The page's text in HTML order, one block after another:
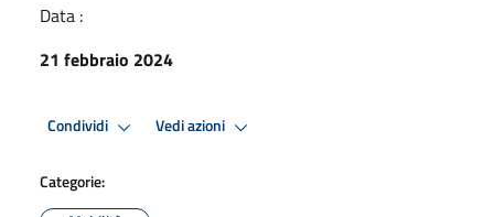
Data :
21 febbraio 2024
Condividi Vedi azioni
Categorie: